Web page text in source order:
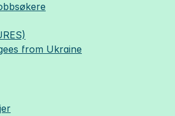
from Ukraine